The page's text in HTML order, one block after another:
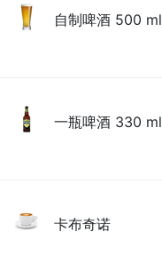
自制啤酒 500 ml
一瓶啤酒 330 ml
卡布奇诺